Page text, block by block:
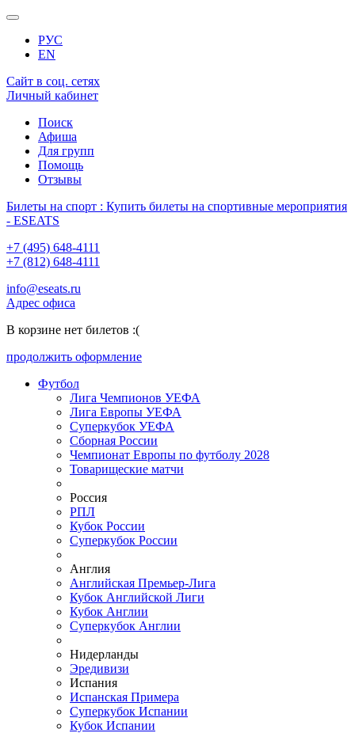
РУС
EN
Сайт в соц. сетях
Личный кабинет
Поиск
Афиша
Для групп
Помощь
Отзывы
Билеты на спорт : Купить билеты на спортивные мероприятия
- ESEATS
+7 (495) 648-4111
+7 (812) 648-4111
info@eseats.ru
Адрес офиса
В корзине нет билетов :(
продолжить оформление
Футбол
Лига Чемпионов УЕФА
Лига Европы УЕФА
Суперкубок УЕФА
Сборная России
Чемпионат Европы по футболу 2028
Товарищеские матчи
Россия
РПЛ
Кубок России
Суперкубок России
Англия
Английская Премьер-Лига
Кубок Английской Лиги
Кубок Англии
Суперкубок Англии
Нидерланды
Эредивизи
Испания
Испанская Примера
Суперкубок Испании
Кубок Испании